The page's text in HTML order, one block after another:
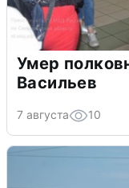
Умер
Васильев
7 августа 10